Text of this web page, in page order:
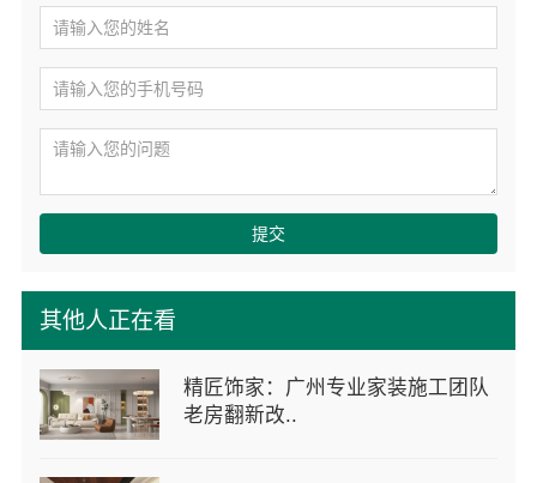
其他人正在看
精匠饰家：广州专业家装施工团队
老房翻新改..
提交